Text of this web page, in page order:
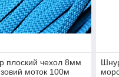
плоский чехол 8мм
моток 100м